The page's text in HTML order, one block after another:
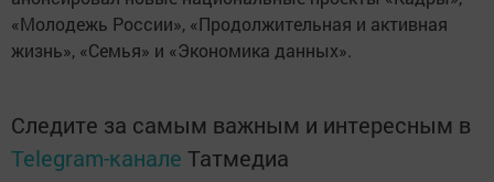
«Молодежь России», «Продолжительная и активная
жизнь», «Семья» и «Экономика данных».
Следите за самым важным и интересным в
Telegram-канале Татмедиа